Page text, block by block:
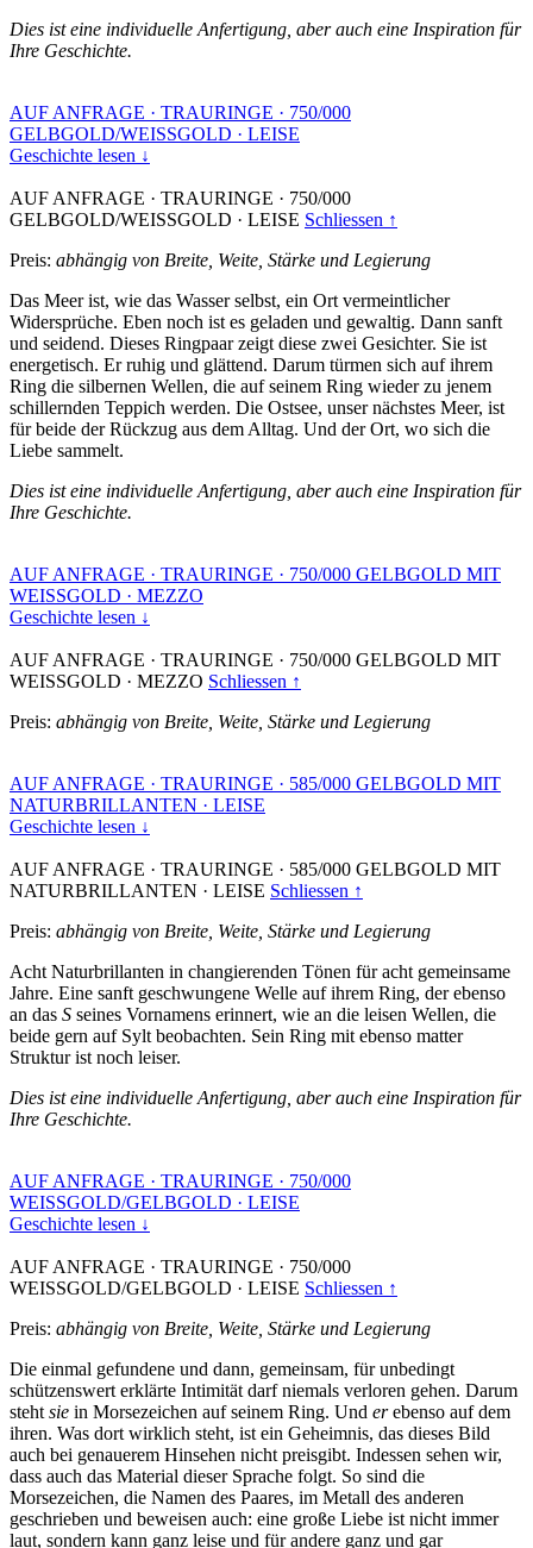
Dies ist eine individuelle Anfertigung, aber auch eine Inspiration für
Ihre Geschichte.
AUF ANFRAGE · TRAURINGE · 750/000
GELBGOLD/WEISSGOLD · LEISE
Geschichte lesen ↓
AUF ANFRAGE · TRAURINGE · 750/000
GELBGOLD/WEISSGOLD · LEISE Schliessen ↑
Preis: abhängig von Breite, Weite, Stärke und Legierung
Das Meer ist, wie das Wasser selbst, ein Ort vermeintlicher
Widersprüche. Eben noch ist es geladen und gewaltig. Dann sanft
und seidend. Dieses Ringpaar zeigt diese zwei Gesichter. Sie ist
energetisch. Er ruhig und glättend. Darum türmen sich auf ihrem
Ring die silbernen Wellen, die auf seinem Ring wieder zu jenem
schillernden Teppich werden. Die Ostsee, unser nächstes Meer, ist
für beide der Rückzug aus dem Alltag. Und der Ort, wo sich die
Liebe sammelt.
Dies ist eine individuelle Anfertigung, aber auch eine Inspiration für
Ihre Geschichte.
AUF ANFRAGE · TRAURINGE · 750/000 GELBGOLD MIT
WEISSGOLD · MEZZO
Geschichte lesen ↓
AUF ANFRAGE · TRAURINGE · 750/000 GELBGOLD MIT
WEISSGOLD · MEZZO Schliessen ↑
Preis: abhängig von Breite, Weite, Stärke und Legierung
AUF ANFRAGE · TRAURINGE · 585/000 GELBGOLD MIT
NATURBRILLANTEN · LEISE
Geschichte lesen ↓
AUF ANFRAGE · TRAURINGE · 585/000 GELBGOLD MIT
NATURBRILLANTEN · LEISE Schliessen ↑
Preis: abhängig von Breite, Weite, Stärke und Legierung
Acht Naturbrillanten in changierenden Tönen für acht gemeinsame
Jahre. Eine sanft geschwungene Welle auf ihrem Ring, der ebenso
an das S seines Vornamens erinnert, wie an die leisen Wellen, die
beide gern auf Sylt beobachten. Sein Ring mit ebenso matter
Struktur ist noch leiser.
Dies ist eine individuelle Anfertigung, aber auch eine Inspiration für
Ihre Geschichte.
AUF ANFRAGE · TRAURINGE · 750/000
WEISSGOLD/GELBGOLD · LEISE
Geschichte lesen ↓
AUF ANFRAGE · TRAURINGE · 750/000
WEISSGOLD/GELBGOLD · LEISE Schliessen ↑
Preis: abhängig von Breite, Weite, Stärke und Legierung
Die einmal gefundene und dann, gemeinsam, für unbedingt
schützenswert erklärte Intimität darf niemals verloren gehen. Darum
steht sie in Morsezeichen auf seinem Ring. Und erebenso auf dem
ihren. Was dort wirklich steht, ist ein Geheimnis, das dieses Bild
auch bei genauerem Hinsehen nicht preisgibt. Indessen sehen wir,
dass auch das Material dieser Sprache folgt. So sind die
Morsezeichen, die Namen des Paares, im Metall des anderen
geschrieben und beweisen auch: eine große Liebe ist nicht immer
laut, sondern kann ganz leise und für andere ganz und gar